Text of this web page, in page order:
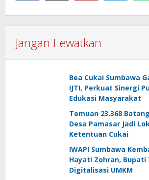
Jangan Lewatkan
Bea Cukai Sumbawa
IJTI, Perkuat Sinergi
Edukasi Masyarakat
Temuan 23.368
Desa Pamasar Jadi
Ketentuan Cukai
IWAPI Sumbawa
Hayati Zohran, Bupati
Digitalisasi UMKM